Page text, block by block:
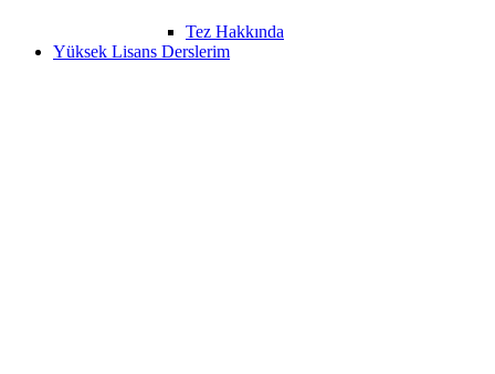
Tez Hakkında
Yüksek Lisans Derslerim